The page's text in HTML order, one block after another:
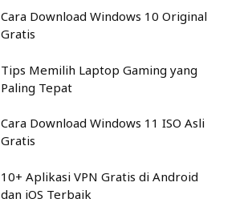
Cara Download Windows 10 Original
Gratis
Tips Memilih Laptop Gaming yang
Paling Tepat
Cara Download Windows 11 ISO Asli
Gratis
10+ Aplikasi VPN Gratis di Android
dan iOS Terbaik